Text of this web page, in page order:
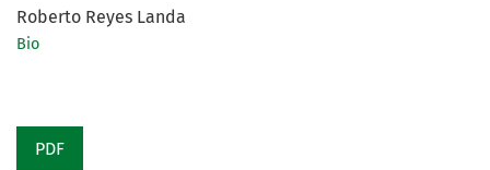
Roberto Reyes Landa
Bio
PDF